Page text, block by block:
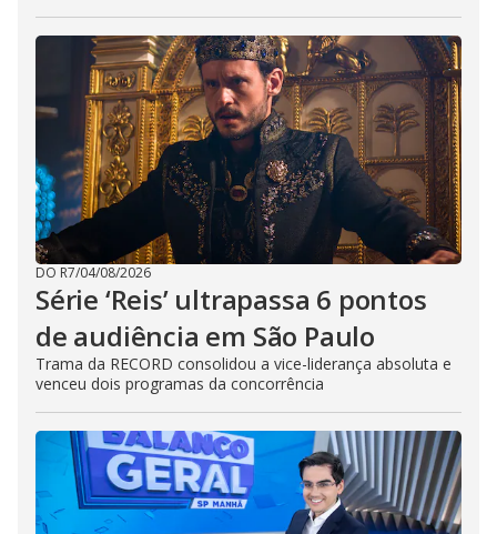
DO R7/04/08/2026
Série ‘Reis’ ultrapassa 6 pontos
de audiência em São Paulo
Trama da RECORD consolidou a vice-liderança absoluta e
venceu dois programas da concorrência